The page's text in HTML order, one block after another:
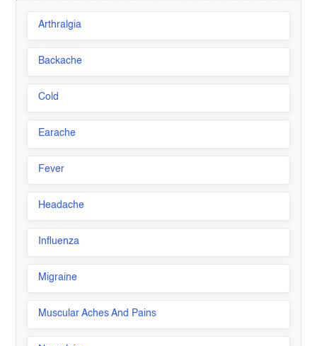
Arthralgia
Backache
Cold
Earache
Fever
Headache
Influenza
Migraine
Muscular Aches And Pains